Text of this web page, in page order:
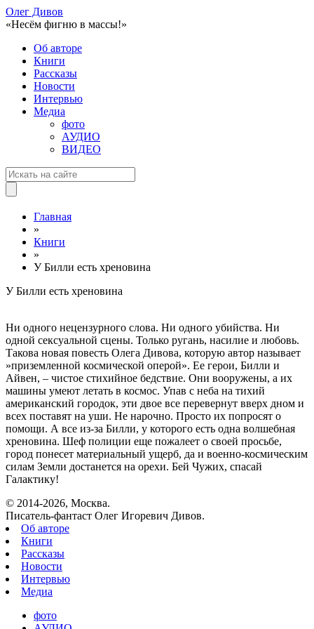
Олег Дивов
«Несём фигню в массы!»
Об авторе
Книги
Рассказы
Новости
Интервью
Медиа
фото
АУДИО
ВИДЕО
Главная
»
Книги
»
У Билли есть хреновина
У Билли есть хреновина
Ни одного нецензурного слова. Ни одного убийства. Ни
одной сексуальной сцены. Только ругань, насилие и любовь.
Такова новая повесть Олега Дивова, которую автор называет
»приземленной космической оперой». Ее герои, Билли и
Айвен, – чистое стихийное бедствие. Они вооружены, а их
машины умеют летать в космос. Упав с неба на тихий
американский городок, эти двое все перевернут вверх дном и
всех поставят на уши. Не нарочно. Просто их попросят о
помощи. А все из-за Билли, у которого есть одна волшебная
хреновина. Шеф полиции еще пожалеет о своей просьбе,
город понесет материальный ущерб, да и военно-космическим
силам Земли достанется на орехи. Бей Чужих, спасай
Галактику!
© 2014-2026, Москва.
Писатель-фантаст Олег Игоревич Дивов.
Об авторе
Книги
Рассказы
Новости
Интервью
Медиа
фото